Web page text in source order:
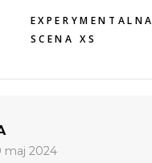
EXPERYMENTALNA
SCENA XS
maj 2024